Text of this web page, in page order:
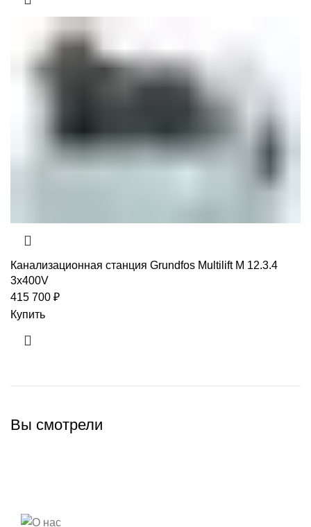
Канализационная станция Grundfos Multilift M 12.3.4
3x400V
415 700 ₽
Купить
Вы смотрели